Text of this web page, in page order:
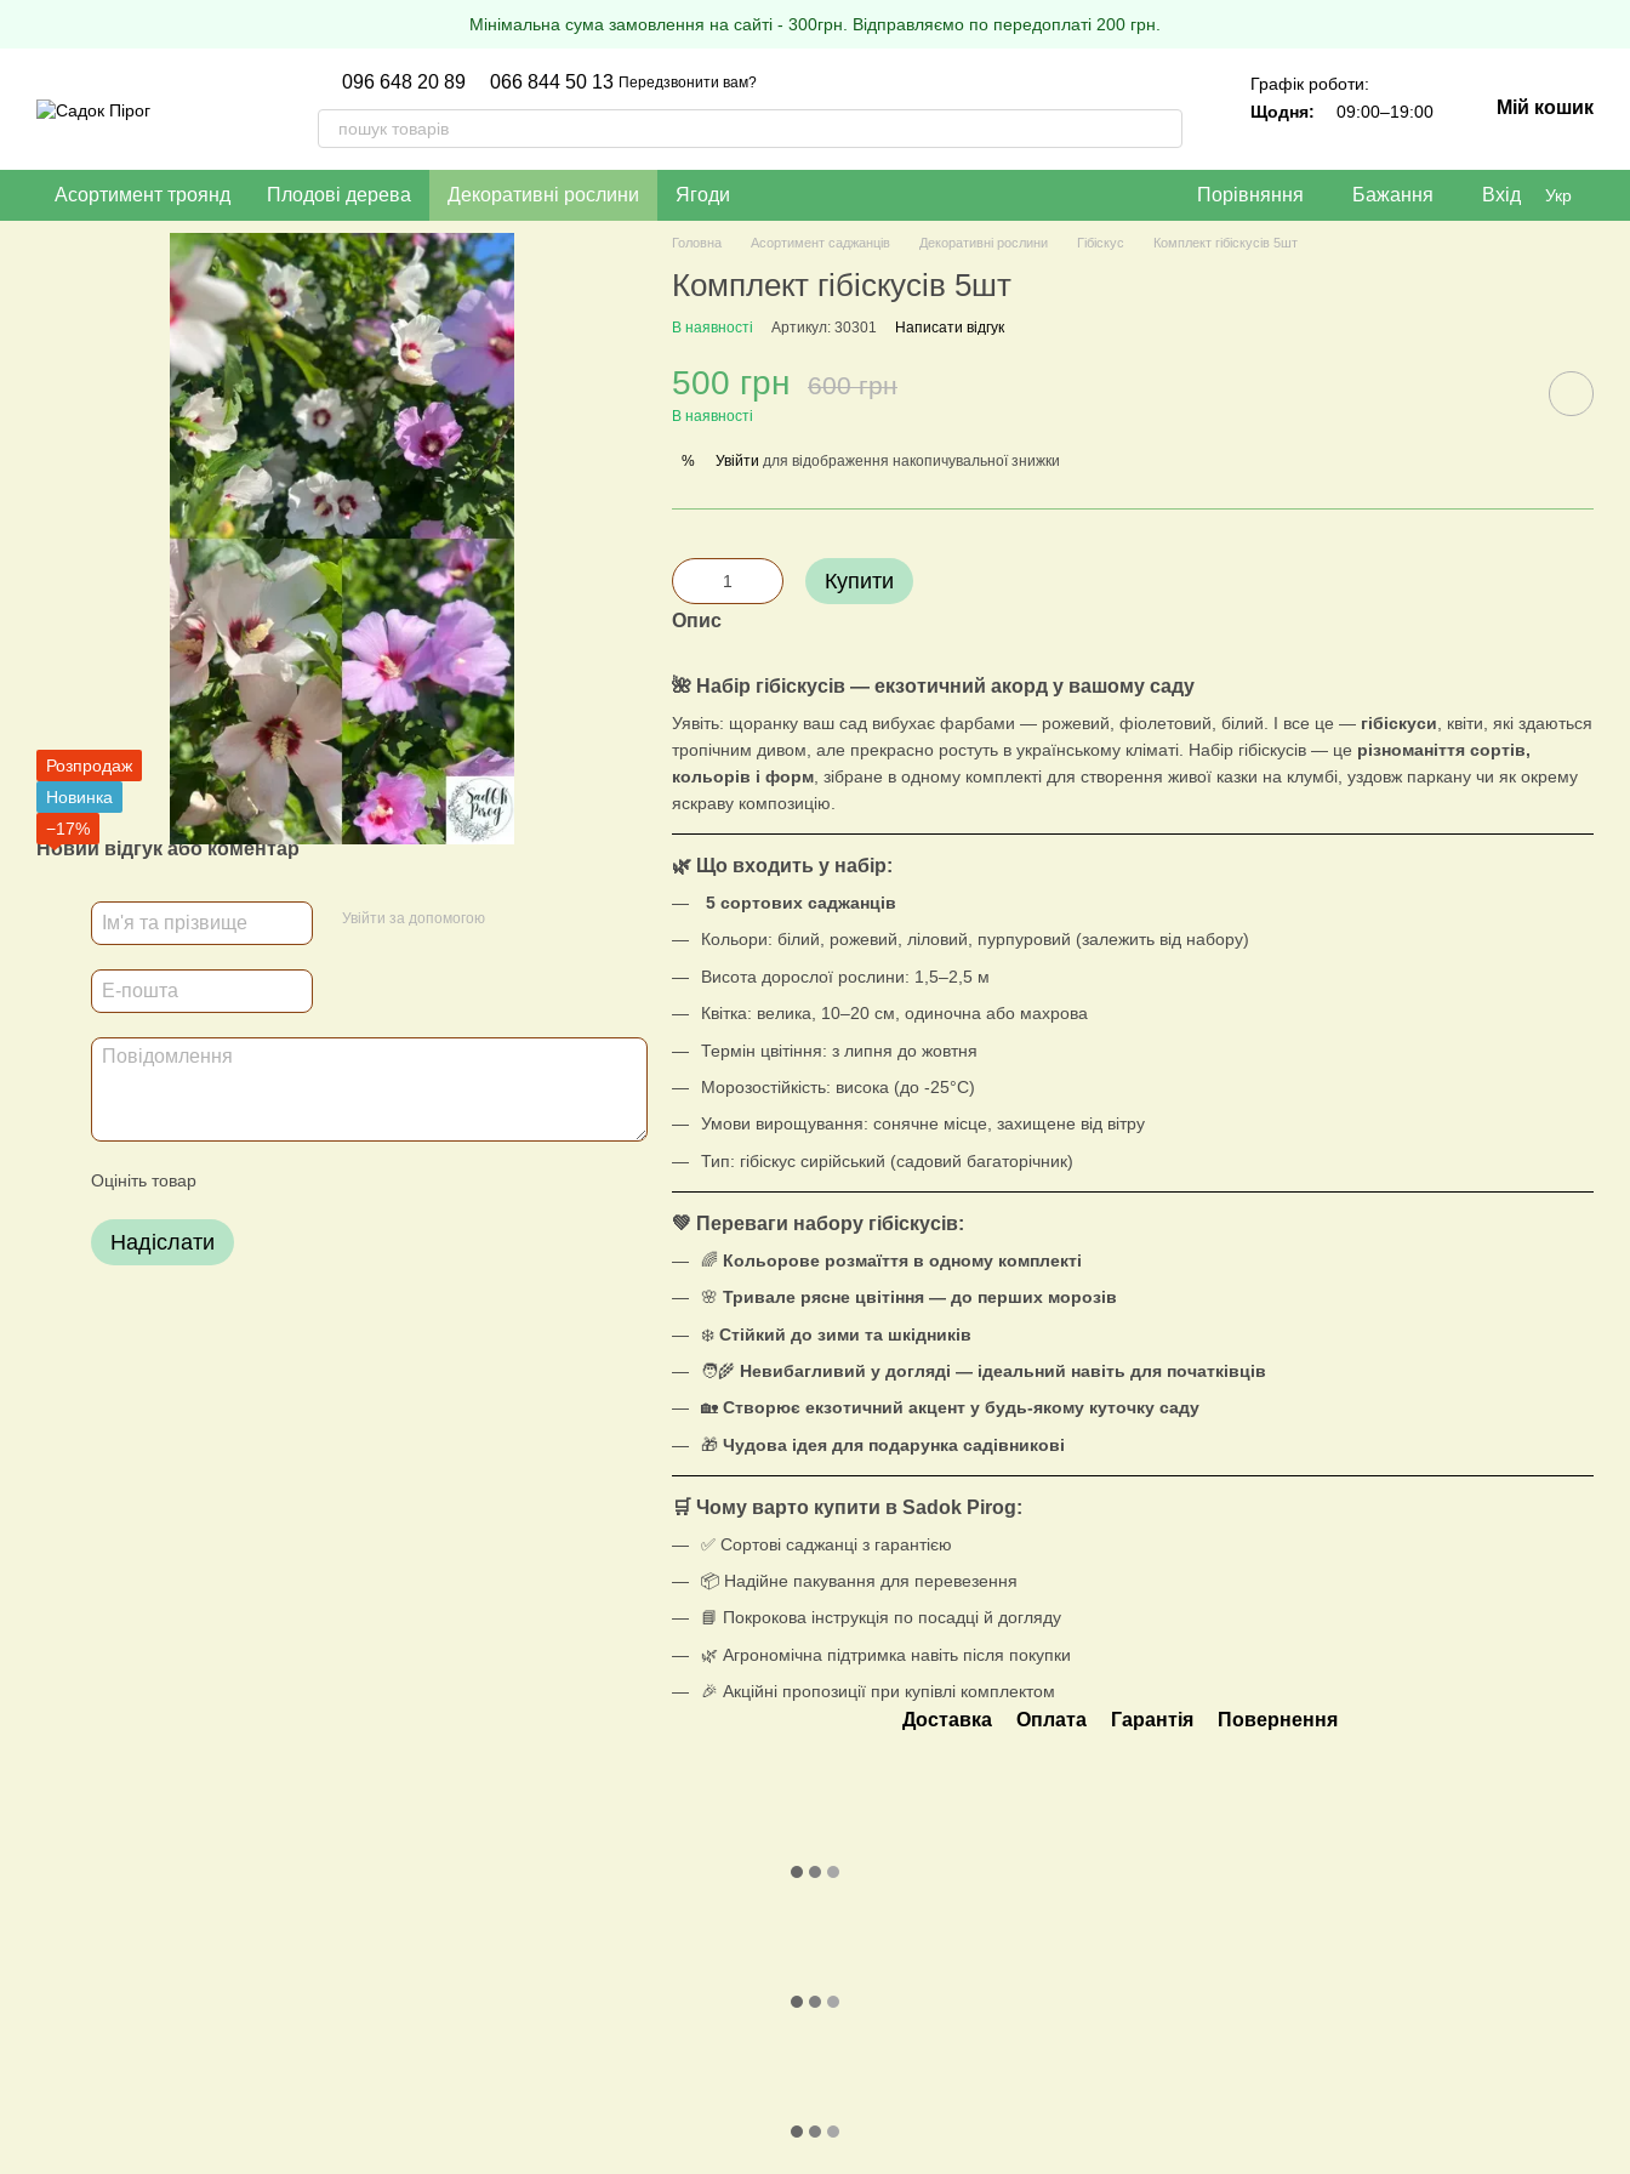
Мінімальна сума замовлення на сайті - 300грн. Відправляємо по передоплаті 200 грн.
096 648 20 89 066 844 50 13 Передзвонити вам?
Графік роботи:
Щодня:
09:00–19:00 Мій кошик
Асортимент троянд Плодові дерева Декоративні рослини Ягоди Порівняння Бажання Вхід Укр
Розпродаж
Новинка
−17%
Новий відгук або коментар
Увійти за допомогою
Оцініть товар
Надіслати
Головна Асортимент саджанців Декоративні рослини Гібіскус Комплект гібіскусів 5шт
Комплект гібіскусів 5шт
В наявності Артикул: 30301 Написати відгук
500 грн 600 грн
В наявності
% Увійти для відображення накопичувальної знижки
Купити
Опис
🌺 Набір гібіскусів — екзотичний акорд у вашому саду
Уявіть: щоранку ваш сад вибухає фарбами — рожевий, фіолетовий, білий. І все це — гібіскуси , квіти, які здаються
тропічним дивом, але прекрасно ростуть в українському кліматі. Набір гібіскусів — це різноманіття сортів,
кольорів і форм, зібране в одному комплекті для створення живої казки на клумбі, уздовж паркану чи як окрему
яскраву композицію.
🌿 Що входить у набір:
5 сортових саджанців
Кольори: білий, рожевий, ліловий, пурпуровий (залежить від набору)
Висота дорослої рослини: 1,5–2,5 м
Квітка: велика, 10–20 см, одиночна або махрова
Термін цвітіння: з липня до жовтня
Морозостійкість: висока (до -25°C)
Умови вирощування: сонячне місце, захищене від вітру
Тип: гібіскус сирійський (садовий багаторічник)
💚 Переваги набору гібіскусів:
🌈 Кольорове розмаїття в одному комплекті
🌸 Тривале рясне цвітіння — до перших морозів
❄️ Стійкий до зими та шкідників
🧑‍🌾 Невибагливий у догляді — ідеальний навіть для початківців
🏡 Створює екзотичний акцент у будь-якому куточку саду
🎁 Чудова ідея для подарунка садівникові
🛒 Чому варто купити в Sadok Pirog:
✅ Сортові саджанці з гарантією
📦 Надійне пакування для перевезення
📘 Покрокова інструкція по посадці й догляду
🌿 Агрономічна підтримка навіть після покупки
🎉 Акційні пропозиції при купівлі комплектом
Доставка Оплата Гарантія Повернення